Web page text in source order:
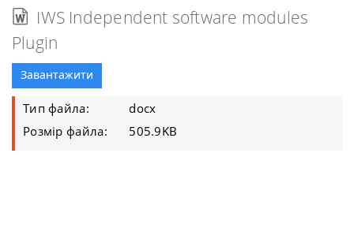
IWS Independent software modules
Plugin
Завантажити
Тип файла:
docx
Розмір файла:
505.9KB